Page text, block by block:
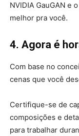
NVIDIA GauGAN e
melhor pra você.
4. Agora é
Com base no
cenas que você
Certifique-se de
composições e
para trabalhar